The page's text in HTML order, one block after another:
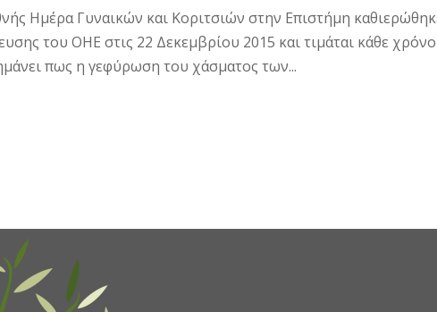
Ημέρα Γυναικών και Κοριτσιών στην Επιστήμη
του ΟΗΕ στις 22 Δεκεμβρίου 2015 και τιμάται κάθε
πως η γεφύρωση του χάσματος των...